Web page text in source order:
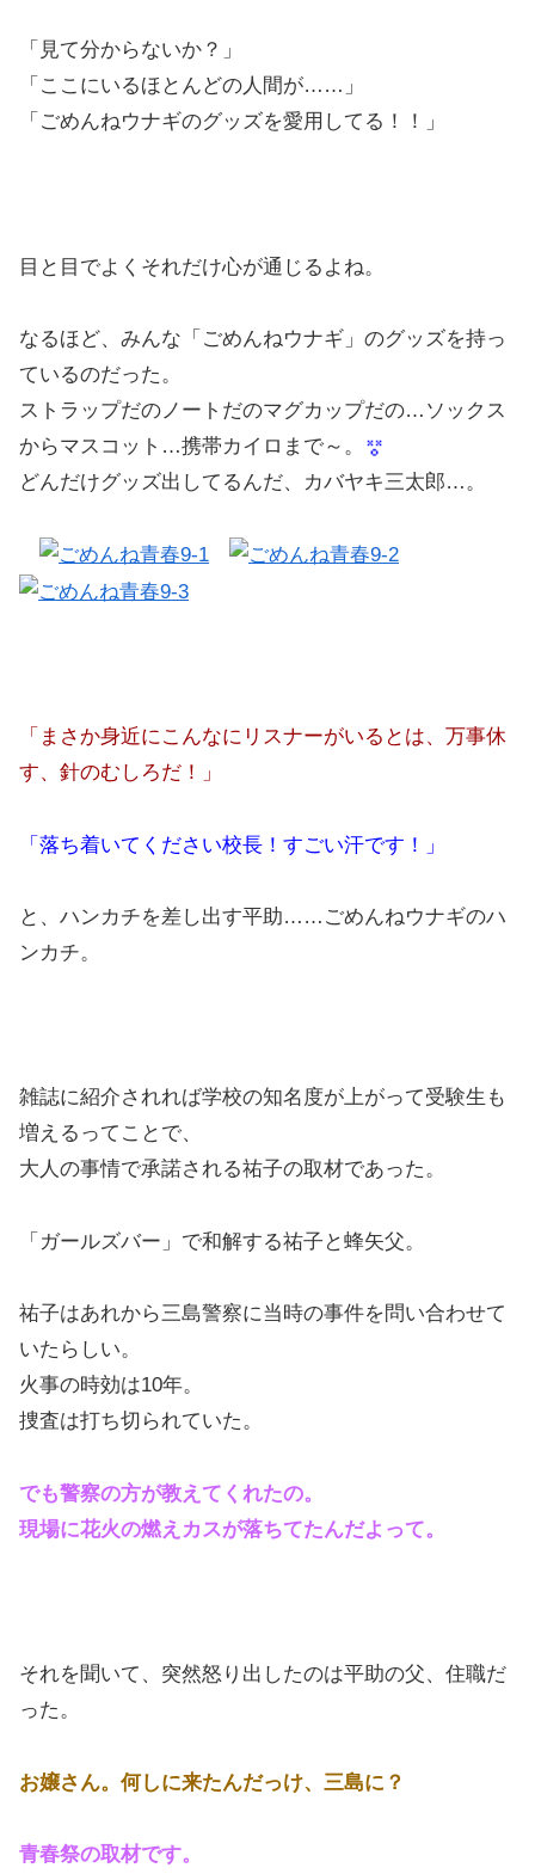
「見て分からないか？」
「ここにいるほとんどの人間が……」
「ごめんねウナギのグッズを愛用してる！！」
目と目でよくそれだけ心が通じるよね。
なるほど、みんな「ごめんねウナギ」のグッズを持っ
ているのだった。
ストラップだのノートだのマグカップだの…ソックス
からマスコット…携帯カイロまで～。
どんだけグッズ出してるんだ、カバヤキ三太郎…。
「まさか身近にこんなにリスナーがいるとは、万事休
す、針のむしろだ！」
「落ち着いてください校長！すごい汗です！」
と、ハンカチを差し出す平助……ごめんねウナギのハ
ンカチ。
雑誌に紹介されれば学校の知名度が上がって受験生も
増えるってことで、
大人の事情で承諾される祐子の取材であった。
「ガールズバー」で和解する祐子と蜂矢父。
祐子はあれから三島警察に当時の事件を問い合わせて
いたらしい。
火事の時効は10年。
捜査は打ち切られていた。
でも警察の方が教えてくれたの。
現場に花火の燃えカスが落ちてたんだよって。
それを聞いて、突然怒り出したのは平助の父、住職だ
った。
お嬢さん。何しに来たんだっけ、三島に？
青春祭の取材です。